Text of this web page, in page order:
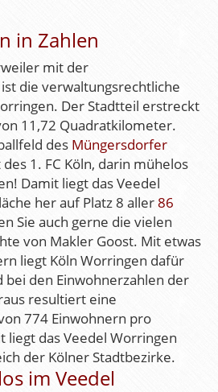
in Zahlen
mit der
die verwaltungsrechtliche
Der Stadtteil erstreckt
11,72 Quadratkilometer.
des Müngersdorfer
1. FC Köln, darin mühelos
Damit liegt das Veedel
her auf Platz 8 aller86
Sie auch gerne die vielen
von Makler Goost. Mit etwas
liegt Köln Worringen dafür
den Einwohnerzahlen der
resultiert eine
774 Einwohnern pro
liegt das Veedel Worringen
der Kölner Stadtbezirke.
im Veedel